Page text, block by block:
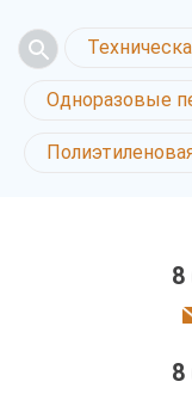
Одноразовые
8
8